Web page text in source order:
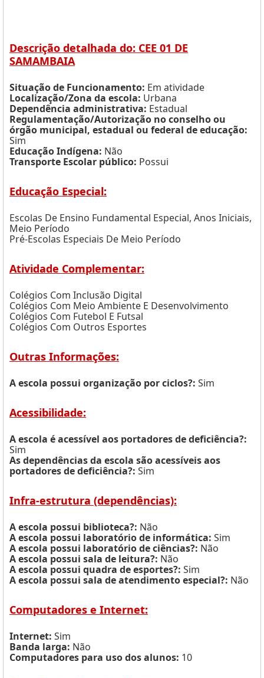
Descrição detalhada do: CEE 01 DE
SAMAMBAIA
Situação de Funcionamento: Em atividade
Localização/Zona da escola: Urbana
Dependência administrativa: Estadual
Regulamentação/Autorização no conselho ou
órgão municipal, estadual ou federal de educação:
Sim
Educação Indígena: Não
Transporte Escolar público: Possui
Educação Especial:
Escolas De Ensino Fundamental Especial, Anos Iniciais,
Meio Período
Pré-Escolas Especiais De Meio Período
Atividade Complementar:
Colégios Com Inclusão Digital
Colégios Com Meio Ambiente E Desenvolvimento
Colégios Com Futebol E Futsal
Colégios Com Outros Esportes
Outras Informações:
A escola possui organização por ciclos?: Sim
Acessibilidade:
A escola é acessível aos portadores de deficiência?:
Sim
As dependências da escola são acessíveis aos
portadores de deficiência?: Sim
Infra-estrutura (dependências):
A escola possui biblioteca?: Não
A escola possui laboratório de informática: Sim
A escola possui laboratório de ciências?: Não
A escola possui sala de leitura?: Não
A escola possui quadra de esportes?: Sim
A escola possui sala de atendimento especial?: Não
Computadores e Internet:
Internet: Sim
Banda larga: Não
Computadores para uso dos alunos: 10